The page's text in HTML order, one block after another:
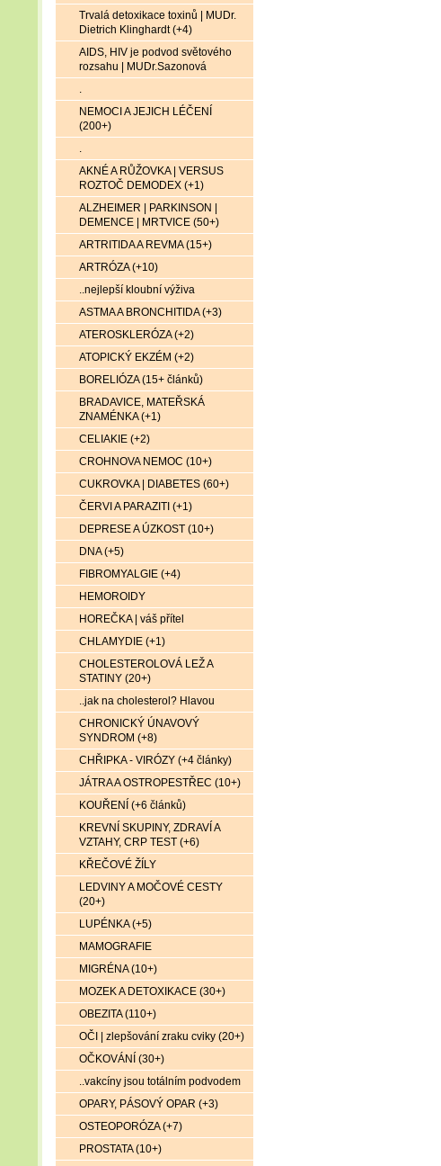
Trvalá detoxikace toxinů | MUDr.
Dietrich Klinghardt (+4)
AIDS, HIV je podvod světového
rozsahu | MUDr.Sazonová
.
NEMOCI A JEJICH LÉČENÍ
(200+)
.
AKNÉ A RŮŽOVKA | VERSUS
ROZTOČ DEMODEX (+1)
ALZHEIMER | PARKINSON |
DEMENCE | MRTVICE (50+)
ARTRITIDA A REVMA (15+)
ARTRÓZA (+10)
..nejlepší kloubní výživa
ASTMA A BRONCHITIDA (+3)
ATEROSKLERÓZA (+2)
ATOPICKÝ EKZÉM (+2)
BORELIÓZA (15+ článků)
BRADAVICE, MATEŘSKÁ
ZNAMÉNKA (+1)
CELIAKIE (+2)
CROHNOVA NEMOC (10+)
CUKROVKA | DIABETES (60+)
ČERVI A PARAZITI (+1)
DEPRESE A ÚZKOST (10+)
DNA (+5)
FIBROMYALGIE (+4)
HEMOROIDY
HOREČKA | váš přítel
CHLAMYDIE (+1)
CHOLESTEROLOVÁ LEŽ A
STATINY (20+)
..jak na cholesterol? Hlavou
CHRONICKÝ ÚNAVOVÝ
SYNDROM (+8)
CHŘIPKA - VIRÓZY (+4 články)
JÁTRA A OSTROPESTŘEC (10+)
KOUŘENÍ (+6 článků)
KREVNÍ SKUPINY, ZDRAVÍ A
VZTAHY, CRP TEST (+6)
KŘEČOVÉ ŽÍLY
LEDVINY A MOČOVÉ CESTY
(20+)
LUPÉNKA (+5)
MAMOGRAFIE
MIGRÉNA (10+)
MOZEK A DETOXIKACE (30+)
OBEZITA (110+)
OČI | zlepšování zraku cviky (20+)
OČKOVÁNÍ (30+)
..vakcíny jsou totálním podvodem
OPARY, PÁSOVÝ OPAR (+3)
OSTEOPORÓZA (+7)
PROSTATA (10+)